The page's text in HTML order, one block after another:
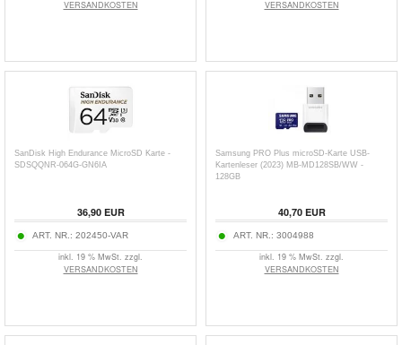
VERSANDKOSTEN
VERSANDKOSTEN
SanDisk High Endurance MicroSD Karte -
SDSQQNR-064G-GN6IA
36,90EUR
ART. NR.: 202450-VAR
inkl. 19 % MwSt. zzgl.
VERSANDKOSTEN
Samsung PRO Plus microSD-Karte USB-
Kartenleser (2023) MB-MD128SB/WW -
128GB
40,70EUR
ART. NR.: 3004988
inkl. 19 % MwSt. zzgl.
VERSANDKOSTEN